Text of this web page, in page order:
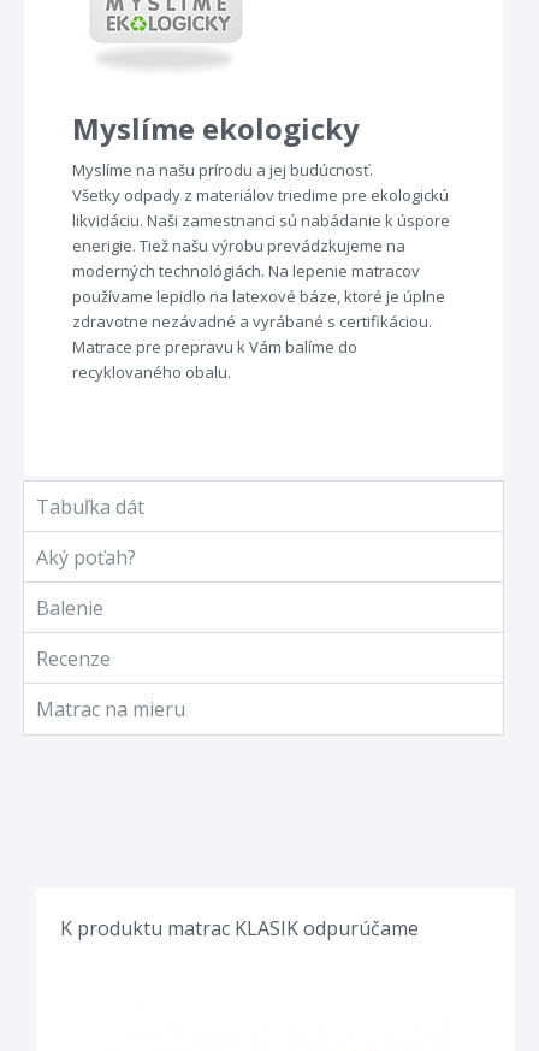
Myslíme ekologicky
Myslíme na našu prírodu a jej budúcnosť.
Všetky odpady z materiálov triedime pre ekologickú
likvidáciu. Naši zamestnanci sú nabádanie k úspore
enerigie. Tiež našu výrobu prevádzkujeme na
moderných technológiách. Na lepenie matracov
používame lepidlo na latexové báze, ktoré je úplne
zdravotne nezávadné a vyrábané s certifikáciou.
Matrace pre prepravu k Vám balíme do
recyklovaného obalu.
Tabuľka dát
Aký poťah?
Balenie
Recenze
Matrac na mieru
K produktu matrac KLASIK odpurúčame